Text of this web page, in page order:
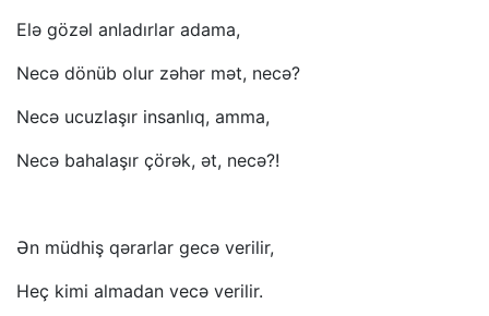
Elə gözəl anladırlar adama,
Necə dönüb olur zəhər mət, necə?
Necə ucuzlaşır insanlıq, amma,
Necə bahalaşır çörək, ət, necə?!
Ən müdhiş qərarlar gecə verilir,
Heç kimi almadan vecə verilir.